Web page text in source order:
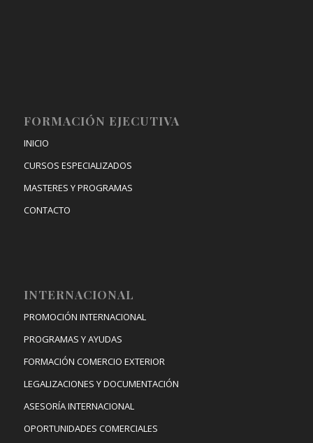
FORMACIÓN EJECUTIVA
INICIO
CURSOS ESPECIALIZADOS
MASTERES Y PROGRAMAS
CONTACTO
INTERNACIONAL
PROMOCIÓN INTERNACIONAL
PROGRAMAS Y AYUDAS
FORMACIÓN COMERCIO EXTERIOR
LEGALIZACIONES Y DOCUMENTACIÓN
ASESORÍA INTERNACIONAL
OPORTUNIDADES COMERCIALES